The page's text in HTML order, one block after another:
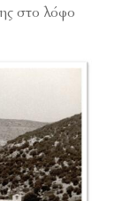
στο λόφο